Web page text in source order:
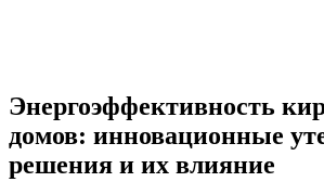
Энергоэффективность
домов: инновационные
решения и их влияние